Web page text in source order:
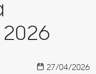
27/04/2026